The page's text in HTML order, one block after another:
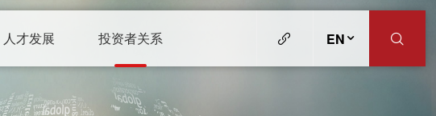
人才发展 投资者关系 EN